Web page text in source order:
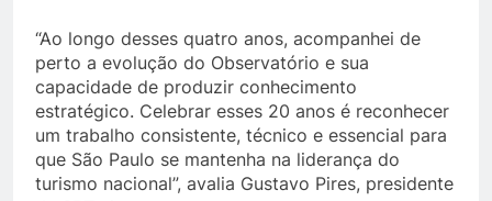
“Ao longo desses quatro anos, acompanhei de
perto a evolução do Observatório e sua
capacidade de produzir conhecimento
estratégico. Celebrar esses 20 anos é reconhecer
um trabalho consistente, técnico e essencial para
que São Paulo se mantenha na liderança do
turismo nacional”, avalia Gustavo Pires, presidente